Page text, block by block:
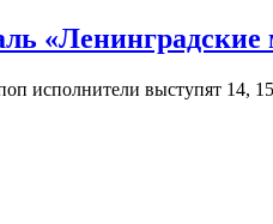
«Ленинградские
выступят 14,